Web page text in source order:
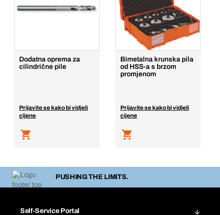
Dodatna oprema za
cilindrične pile
Prijavite se kako bi vidjeli
cijene
Bimetalna krunska pila
od HSS-a s brzom
promjenom
Prijavite se kako bi vidjeli
cijene
PUSHING THE LIMITS.
Self-Service Portal